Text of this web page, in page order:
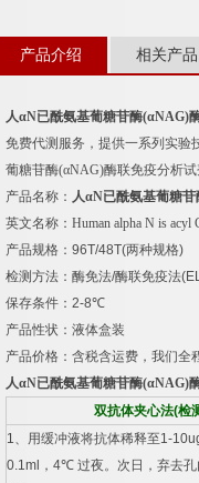
产品介绍 相关产品
人αN已酰氨基葡糖苷酶(αNAG)
免费代测服务，提供一系列实验
葡糖苷酶(αNAG)酶联免疫分析
产品名称： 人αN已酰氨基葡糖苷
英文名称： Human alpha N is
产品规格： 96T/48T(两种规格)
检测方法：酶免法/酶联免疫法
保存条件： 2-8℃
产品性状：液体盒装
产品价格：含税含运费，我们全
人αN已酰氨基葡糖苷酶(αNAG)
双抗体夹心法(检
1、用缓冲液将抗体稀释至1-
0.1ml ， 4℃ 过夜。次日，弃去